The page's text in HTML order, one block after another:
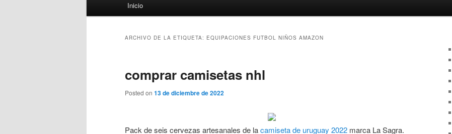
Inicio
ARCHIVO DE LA ETIQUETA: EQUIPACIONES FUTBOL NIÑOS AMAZON
comprar camisetas nhl
Posted on 13 de diciembre de 2022
Pack de seis cervezas artesanales de lacamiseta de uruguay 2022 marca La Sagra.